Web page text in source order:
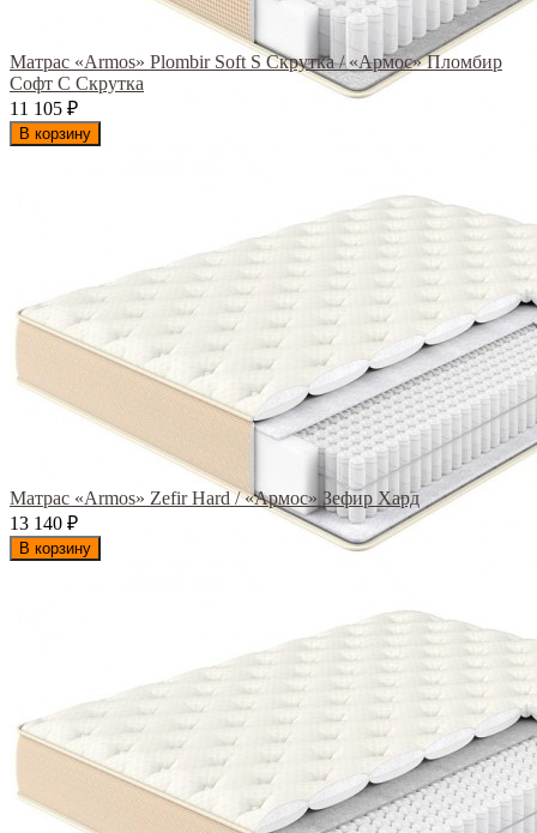
Матрас «Armos» Plombir Soft S Скрутка / «Армос» Пломбир
Софт С Скрутка
11 105 ₽
В корзину
Матрас «Armos» Zefir Hard / «Армос» Зефир Хард
13 140 ₽
В корзину